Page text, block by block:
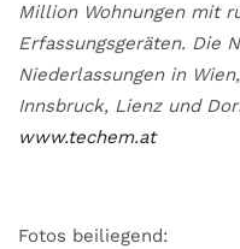
Million Wohnungen mit
Erfassungsgeräten. Die
Niederlassungen in
Innsbruck, Lienz und
www.techem.at
Fotos beiliegend: